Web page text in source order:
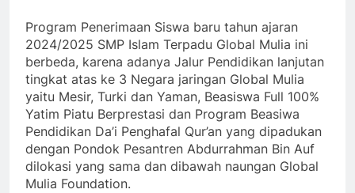
Program Penerimaan Siswa baru tahun ajaran
2024/2025 SMP Islam Terpadu Global Mulia ini
berbeda, karena adanya Jalur Pendidikan lanjutan
tingkat atas ke 3 Negara jaringan Global Mulia
yaitu Mesir, Turki dan Yaman, Beasiswa Full 100%
Yatim Piatu Berprestasi dan Program Beasiwa
Pendidikan Da’i Penghafal Qur’an yang dipadukan
dengan Pondok Pesantren Abdurrahman Bin Auf
dilokasi yang sama dan dibawah naungan Global
Mulia Foundation.